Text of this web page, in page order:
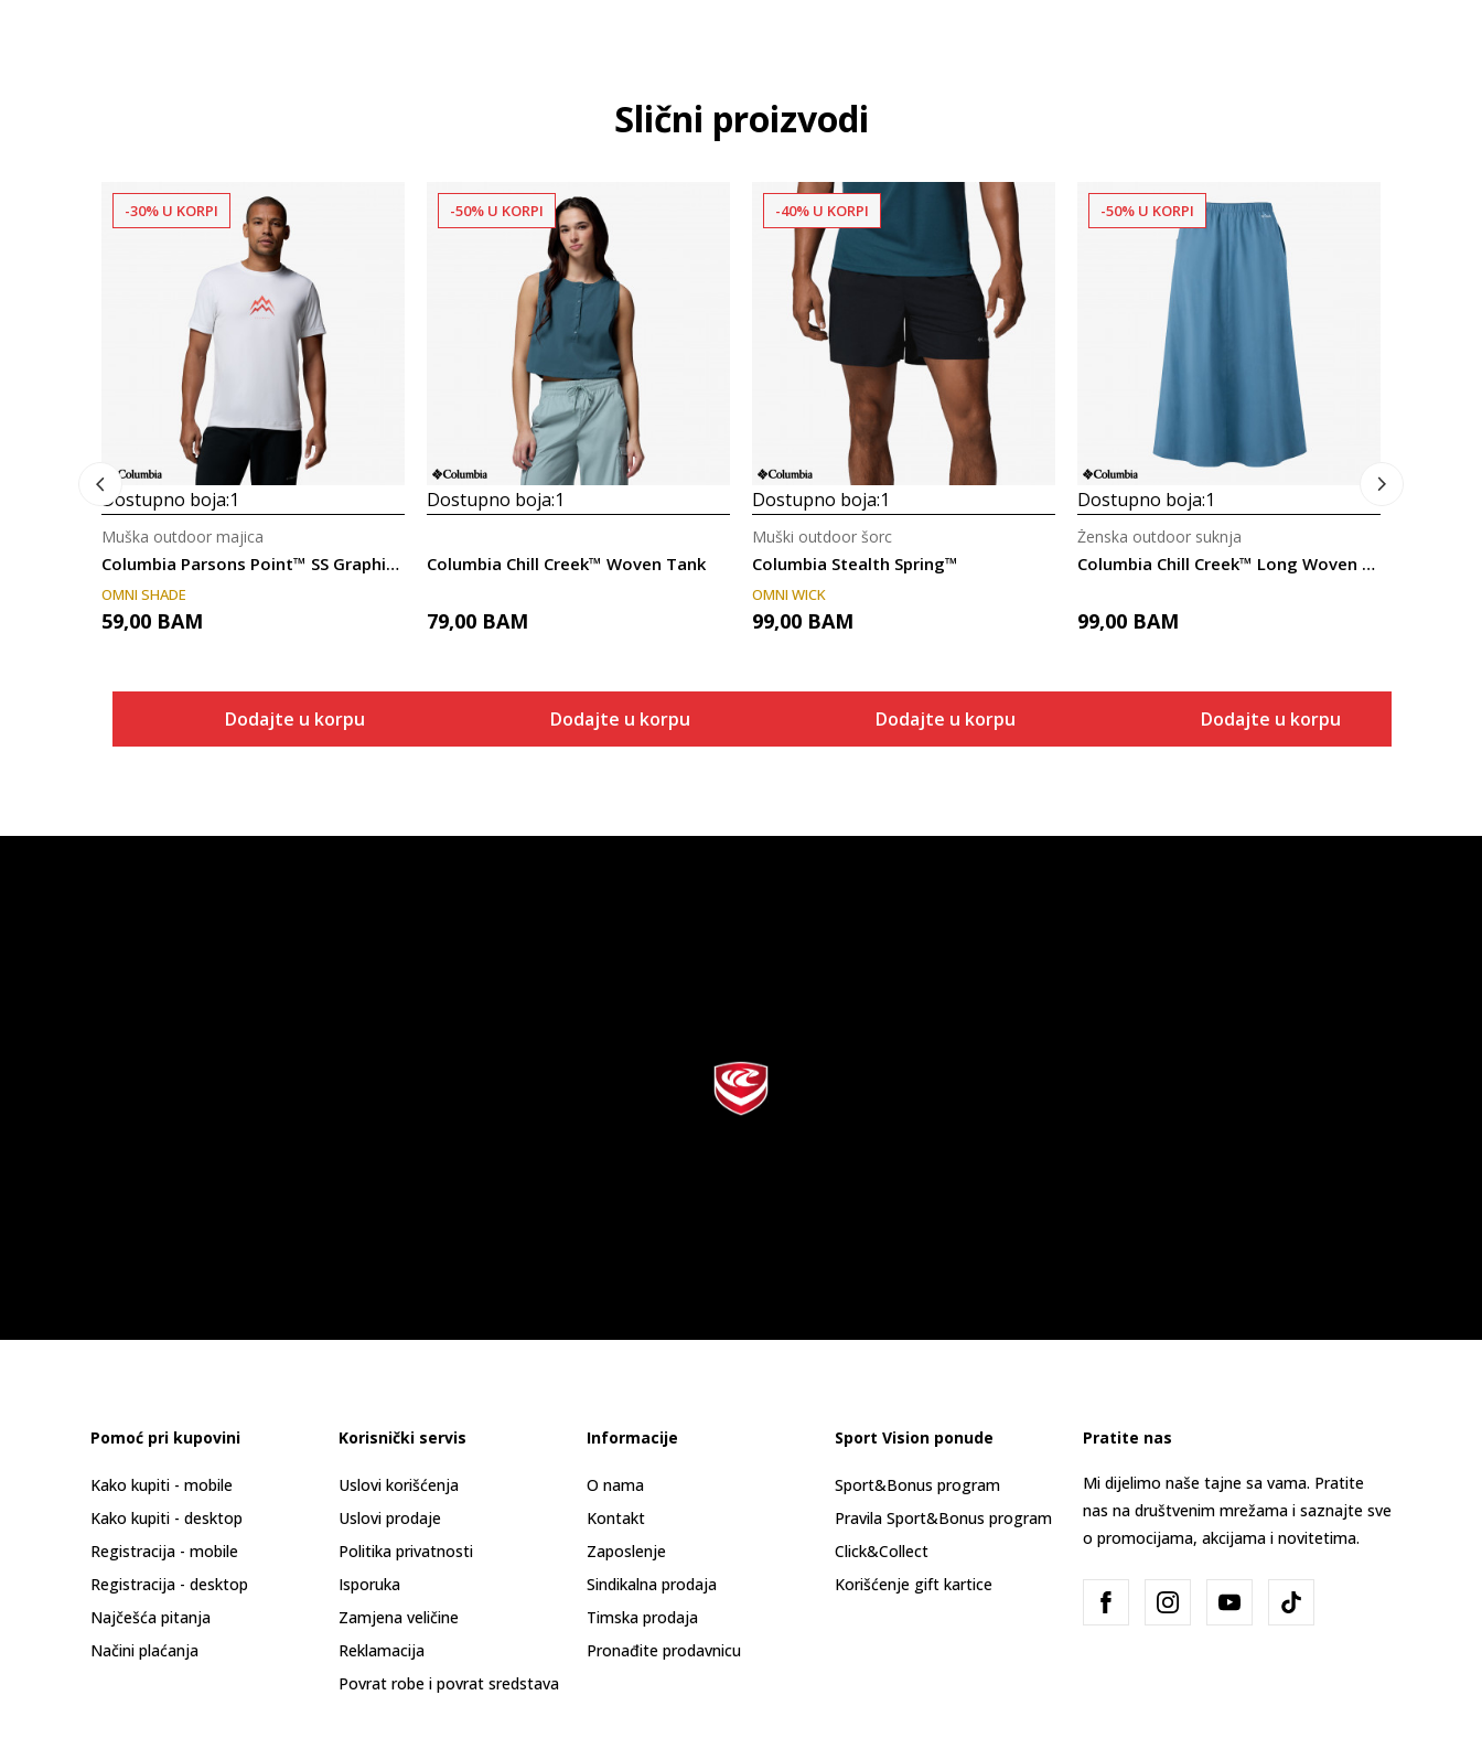
Slični proizvodi
-30% U KORPI
Dostupno boja:1
Columbia Parsons Point™ SS Graphic Tee
Muška outdoor majica
OMNI SHADE
59,00 BAM
Dodajte u korpu
-50% U KORPI
Dostupno boja:1
Columbia Chill Creek™ Woven Tank
79,00 BAM
Dodajte u korpu
-40% U KORPI
Dostupno boja:1
Columbia Stealth Spring™
Muški outdoor šorc
OMNI WICK
99,00 BAM
Dodajte u korpu
-50% U KORPI
Dostupno boja:1
Columbia Chill Creek™ Long Woven Skirt
Ženska outdoor suknja
99,00 BAM
Dodajte u korpu
Pomoć pri kupovini
Kako kupiti - mobile
Kako kupiti - desktop
Registracija - mobile
Registracija - desktop
Najčešća pitanja
Načini plaćanja
Korisnički servis
Uslovi korišćenja
Uslovi prodaje
Politika privatnosti
Isporuka
Zamjena veličine
Reklamacija
Povrat robe i povrat sredstava
Informacije
O nama
Kontakt
Zaposlenje
Sindikalna prodaja
Timska prodaja
Pronađite prodavnicu
Sport Vision ponude
Sport&Bonus program
Pravila Sport&Bonus program
Click&Collect
Korišćenje gift kartice
Pratite nas
Mi dijelimo naše tajne sa vama. Pratite
nas na društvenim mrežama i saznajte sve
o promocijama, akcijama i novitetima.